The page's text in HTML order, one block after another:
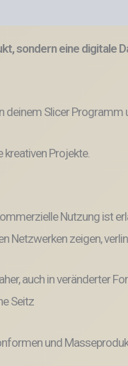
sondern eine digitale
Slicer
kreativen Projekte.
Nutzung ist
Netzwerken zeigen,
auch in veränderter
Seitz
und